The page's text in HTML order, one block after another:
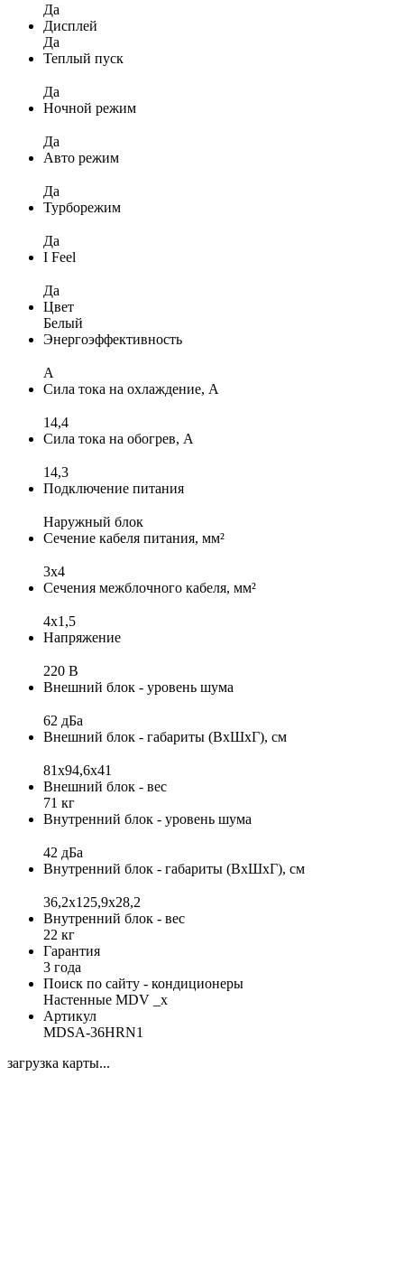
Да
Дисплей
Да
Теплый пуск
Да
Ночной режим
Да
Авто режим
Да
Турборежим
Да
I Feel
Да
Цвет
Белый
Энергоэффективность
A
Сила тока на охлаждение, А
14,4
Сила тока на обогрев, А
14,3
Подключение питания
Наружный блок
Сечение кабеля питания, мм²
3х4
Сечения межблочного кабеля, мм²
4х1,5
Напряжение
220 В
Внешний блок - уровень шума
62 дБа
Внешний блок - габариты (ВхШхГ), см
81х94,6x41
Внешний блок - вес
71 кг
Внутренний блок - уровень шума
42 дБа
Внутренний блок - габариты (ВхШхГ), см
36,2x125,9x28,2
Внутренний блок - вес
22 кг
Гарантия
3 года
Поиск по сайту - кондиционеры
Настенные MDV _x
Артикул
MDSA-36HRN1
загрузка карты...